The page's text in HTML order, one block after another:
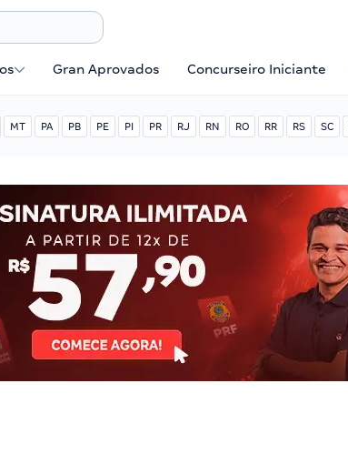
Gran Aprovados Concurseiro Iniciante
MT PA PB PE PI PR RJ RN RO RR RS SC